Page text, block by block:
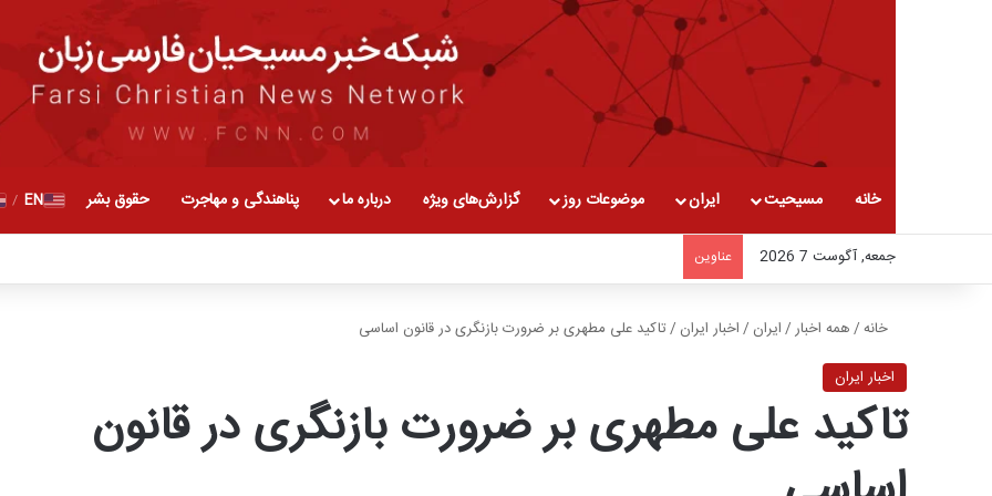
خانه مسیحیت ایران موضوعات روز گزارش‌های ویژه درباره ما پناهندگی و مهاجرت حقوق بشر EN
/
جمعه, آگوست 7 2026 عناوین
خانه/همه اخبار/ایران /اخبار ایران /تاکید علی مطهری بر ضرورت بازنگری در قانون اساسی
اخبار ایران
تاکید علی مطهری بر ضرورت بازنگری در قانون